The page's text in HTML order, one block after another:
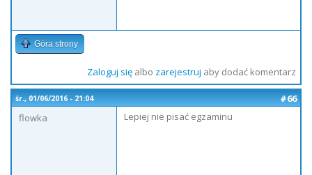
Góra strony
Zaloguj sięalbo zarejestruj aby dodać komentarz
śr., 01/06/2016 - 21:04
#66
flowka
Lepiej nie pisać egzaminu